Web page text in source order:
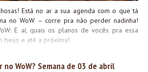
Está no ar a sua agenda com o que tá
no WoW – corre pra não perder nadinha!
E aí, quais os planos de vocês pra essa
beijo e até a próxima!
no WoW? Semana de 03 de abril